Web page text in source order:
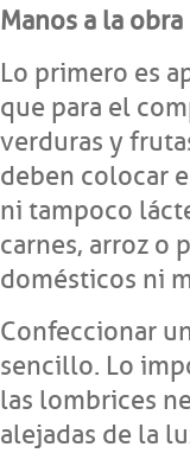
Manos a la obra
Lo primero es
que para el
verduras y
deben colocar
ni tampoco
carnes, arroz o
domésticos ni
Confeccionar
sencillo. Lo
las lombrices
alejadas de la